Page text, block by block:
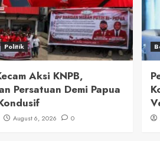
Politik
Aksi KNPB,
Persatuan Demi Papua
August 6, 2026 0